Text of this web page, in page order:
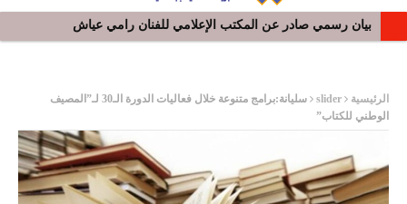
بيان رسمي صادر عن المكتب الإعلامي للفنان رامي عياش
في افتتاح مهرجان بومخلوف الدولي: رؤوف ماهر يتالق و يشد الجمهور
الرئيسية slider
سليانة:برامج متنوعة خلال فعاليات الدورة الـ30 لـ”المصيف
الوطني للكتاب”